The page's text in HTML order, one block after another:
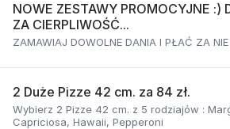
NOWE ZESTAWY PROMOCYJNE :)
ZA CIERPLIWOŚĆ...
ZAMAWIAJ DOWOLNE DANIA I PŁAĆ ZA NIE
2 Duże Pizze 42 cm. za 84 zł.
Wybierz 2 Pizze 42 cm. z 5 rodziajów :
Capriciosa, Hawaii, Pepperoni